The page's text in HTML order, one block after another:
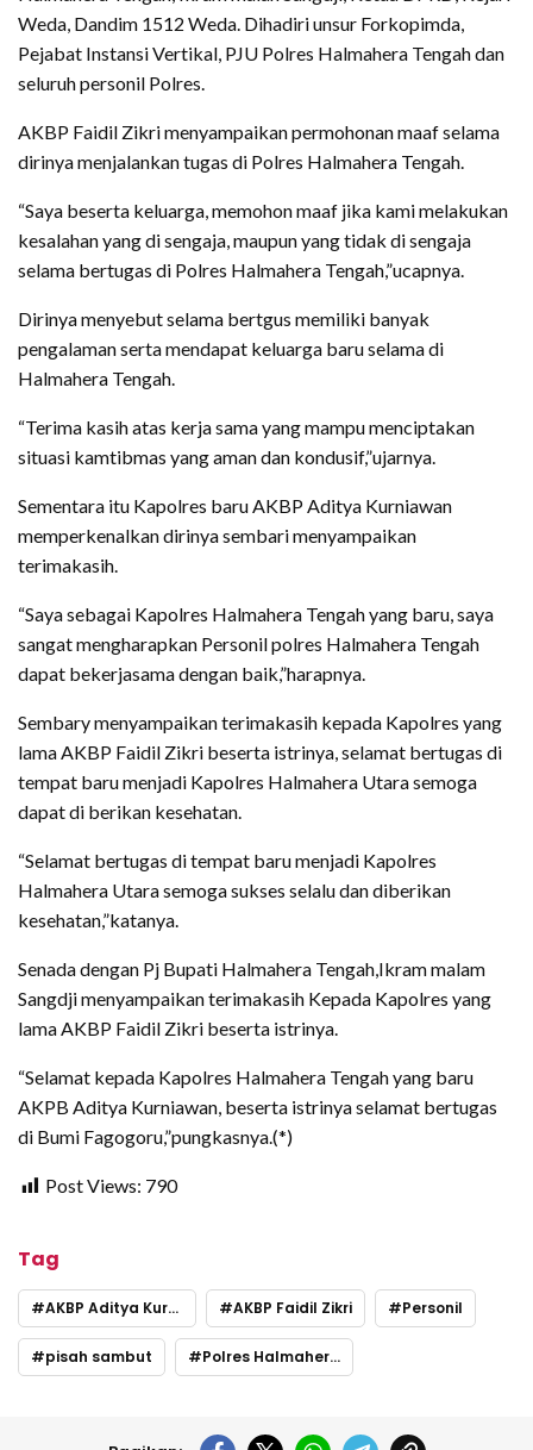
Weda, Dandim 1512 Weda. Dihadiri unsur Forkopimda,
Pejabat Instansi Vertikal, PJU Polres Halmahera Tengah dan
seluruh personil Polres.
AKBP Faidil Zikri menyampaikan permohonan maaf selama
dirinya menjalankan tugas di Polres Halmahera Tengah.
“Saya beserta keluarga, memohon maaf jika kami melakukan
kesalahan yang di sengaja, maupun yang tidak di sengaja
selama bertugas di Polres Halmahera Tengah,”ucapnya.
Dirinya menyebut selama bertgus memiliki banyak
pengalaman serta mendapat keluarga baru selama di
Halmahera Tengah.
“Terima kasih atas kerja sama yang mampu menciptakan
situasi kamtibmas yang aman dan kondusif,”ujarnya.
Sementara itu Kapolres baru AKBP Aditya Kurniawan
memperkenalkan dirinya sembari menyampaikan
terimakasih.
“Saya sebagai Kapolres Halmahera Tengah yang baru, saya
sangat mengharapkan Personil polres Halmahera Tengah
dapat bekerjasama dengan baik,”harapnya.
Sembary menyampaikan terimakasih kepada Kapolres yang
lama AKBP Faidil Zikri beserta istrinya, selamat bertugas di
tempat baru menjadi Kapolres Halmahera Utara semoga
dapat di berikan kesehatan.
“Selamat bertugas di tempat baru menjadi Kapolres
Halmahera Utara semoga sukses selalu dan diberikan
kesehatan,”katanya.
Senada dengan Pj Bupati Halmahera Tengah,Ikram malam
Sangdji menyampaikan terimakasih Kepada Kapolres yang
lama AKBP Faidil Zikri beserta istrinya.
“Selamat kepada Kapolres Halmahera Tengah yang baru
AKPB Aditya Kurniawan, beserta istrinya selamat bertugas
di Bumi Fagogoru,”pungkasnya.(*)
Post Views: 790
Tag
AKBP Aditya Kurniawan AKBP Faidil Zikri Personil
pisah sambut Polres Halmahera Tengah